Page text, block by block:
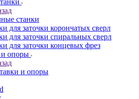
станки
для заточки корончатых сверл
для заточки спиральных сверл
для заточки концевых фрез
и опоры
и опоры